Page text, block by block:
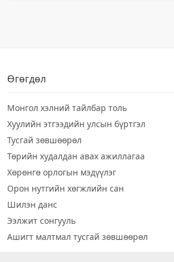
Өгөгдөл
Монгол хэлний тайлбар толь
Хуулийн этгээдийн улсын бүртгэл
Тусгай зөвшөөрөл
Төрийн худалдан авах ажиллагаа
Хөрөнгө орлогын мэдүүлэг
Орон нутгийн хөгжлийн сан
Шилэн данс
Ээлжит сонгууль
Ашигт малтмал тусгай зөвшөөрөл